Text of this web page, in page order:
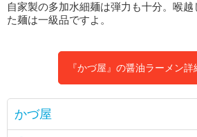
自家製の多加水細麺は弾力も十分。喉
た麺は一級品ですよ。
『かづ屋』の醤油ラーメン詳
かづ屋